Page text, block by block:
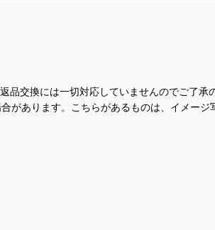
交換には一切対応していませんのでご了承
があります。こちらがあるものは、イメージ